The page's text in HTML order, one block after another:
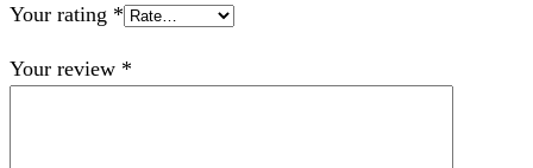
Your rating *
Your review *